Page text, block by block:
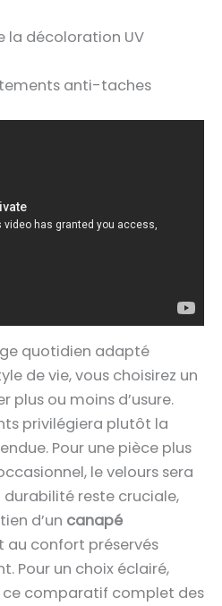
la décoloration UV
anti-taches
quotidien adapté
de vie, vous choisirez un
plus ou moins d’usure.
privilégiera plutôt la
Pour une pièce plus
le velours sera
reste cruciale,
d’un canapé
au confort préservés
Pour un choix éclairé,
comparatif complet des